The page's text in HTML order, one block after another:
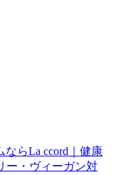
らLa ccord｜健康
ー・ヴィーガン対